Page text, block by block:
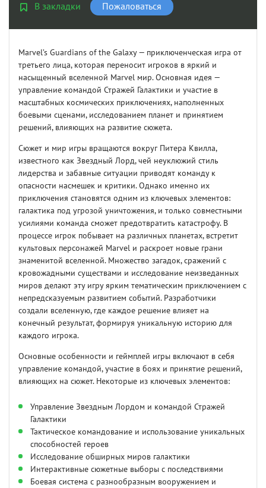
В закладки Пожаловаться
Marvel’s Guardians of the Galaxy — приключенческая игра от
третьего лица, которая переносит игроков в яркий и
насыщенный вселенной Marvel мир. Основная идея —
управление командой Стражей Галактики и участие в
масштабных космических приключениях, наполненных
боевыми сценами, исследованием планет и принятием
решений, влияющих на развитие сюжета.
Сюжет и мир игры вращаются вокруг Питера Квилла,
известного как Звездный Лорд, чей неуклюжий стиль
лидерства и забавные ситуации приводят команду к
опасности насмешек и критики. Однако именно их
приключения становятся одним из ключевых элементов:
галактика под угрозой уничтожения, и только совместными
усилиями команда сможет предотвратить катастрофу. В
процессе игрок побывает на различных планетах, встретит
культовых персонажей Marvel и раскроет новые грани
знаменитой вселенной. Множество загадок, сражений с
кровожадными существами и исследование неизведанных
миров делают эту игру ярким тематическим приключением с
непредсказуемым развитием событий. Разработчики
создали вселенную, где каждое решение влияет на
конечный результат, формируя уникальную историю для
каждого игрока.
Основные особенности и геймплей игры включают в себя
управление командой, участие в боях и принятие решений,
влияющих на сюжет. Некоторые из ключевых элементов:
Управление Звездным Лордом и командой Стражей
Галактики
Тактическое командование и использование уникальных
способностей героев
Исследование обширных миров галактики
Интерактивные сюжетные выборы с последствиями
Боевая система с разнообразным вооружением и